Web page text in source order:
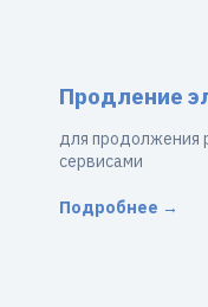
Продление
для продолжения
сервисами
Подробнее →